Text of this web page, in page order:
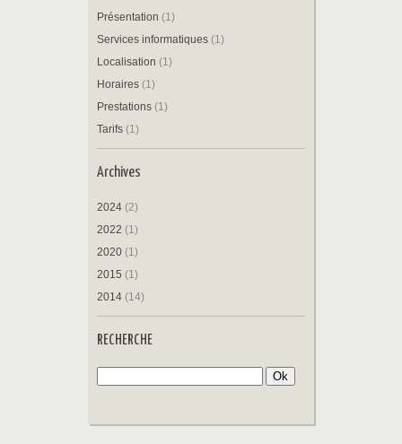
Présentation (1)
Services informatiques (1)
Localisation (1)
Horaires (1)
Prestations (1)
Tarifs (1)
Archives
2024 (2)
2022 (1)
2020 (1)
2015 (1)
2014 (14)
RECHERCHE